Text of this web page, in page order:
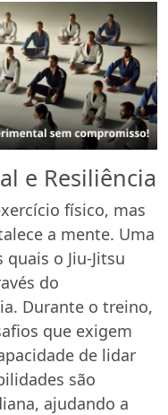
e Resiliência
físico, mas
a mente. Uma
o Jiu-Jitsu
do
Durante o treino,
que exigem
de lidar
são
ajudando a